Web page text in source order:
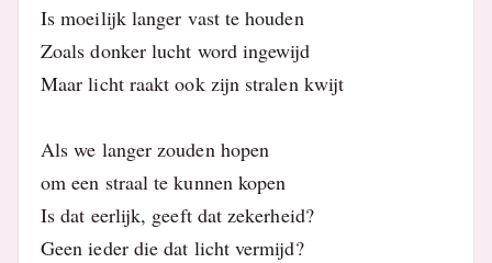
Is moeilijk langer vast te houden
Zoals donker lucht word ingewijd
Maar licht raakt ook zijn stralen kwijt
Als we langer zouden hopen
om een straal te kunnen kopen
Is dat eerlijk, geeft dat zekerheid?
Geen ieder die dat licht vermijd?